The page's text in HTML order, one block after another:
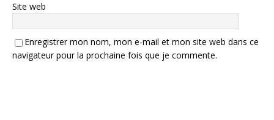
Site web
Enregistrer mon nom, mon e-mail et mon site web dans ce
navigateur pour la prochaine fois que je commente.